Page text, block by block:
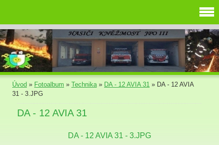
Úvod » Fotoalbum » Technika» DA - 12 AVIA 31 » DA - 12 AVIA
31 - 3.JPG
DA - 12 AVIA 31
DA - 12 AVIA 31 - 3.JPG